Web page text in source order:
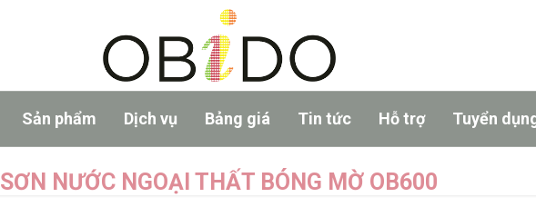
Sản phẩm Dịch vụ Bảng giá Tin tức Hỗ trợ Tuyển
SƠN NƯỚC NGOẠI THẤT BÓNG MỜ OB600